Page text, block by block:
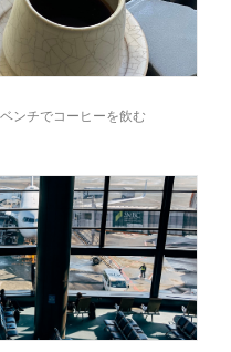
ンチでコーヒーを飲む